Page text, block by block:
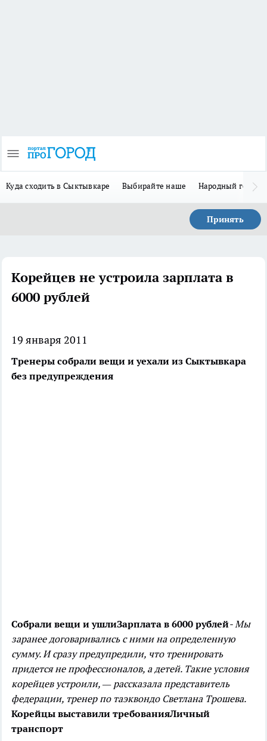
Куда сходить в Сыктывкаре Выбирайте наше Народный герой-
Принять
Корейцев не устроила зарплата в
6000 рублей
19 января 2011
Тренеры собрали вещи и уехали из Сыктывкара
без предупреждения
Собрали вещи и ушлиЗарплата в 6000 рублей- Мы
заранее договаривались с ними на определенную
сумму. И сразу предупредили, что тренировать
придется не профессионалов, а детей. Такие условия
корейцев устроили, — рассказала представитель
федерации, тренер по таэквондо Светлана Трошева.
Корейцы выставили требованияЛичный
транспорт